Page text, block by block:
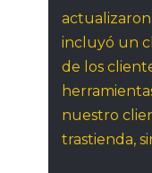
incluyó un
de los
nuestro
trastienda,